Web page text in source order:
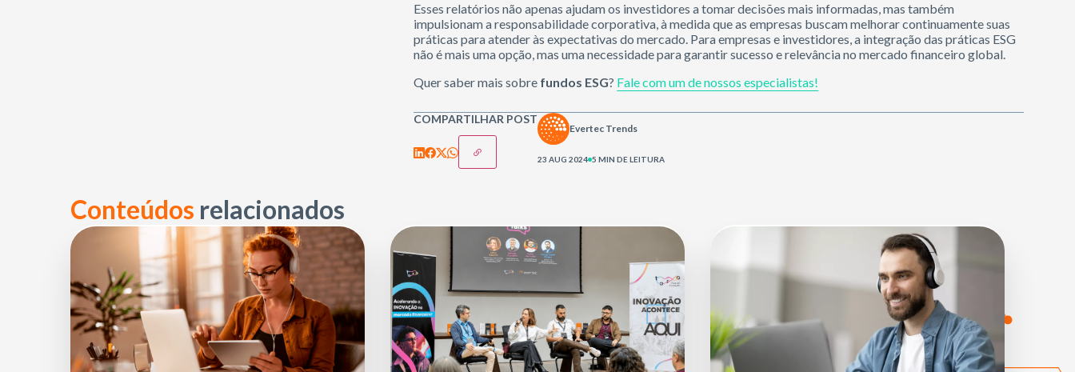
Esses relatórios não apenas ajudam os investidores a tomar decisões mais informadas, mas também
impulsionam a responsabilidade corporativa, à medida que as empresas buscam melhorar continuamente suas
práticas para atender às expectativas do mercado. Para empresas e investidores, a integração das práticas ESG
não é mais uma opção, mas uma necessidade para garantir sucesso e relevância no mercado financeiro global.
Quer saber mais sobre fundos ESG? Fale com um de nossos especialistas!
COMPARTILHAR POST
Evertec Trends
23 AUG 2024 5 MIN DE LEITURA
Conteúdos relacionados